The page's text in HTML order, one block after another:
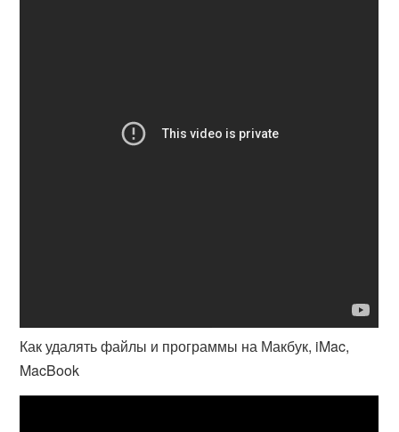
Как удалять файлы и программы на Макбук, iMac,
MacBook